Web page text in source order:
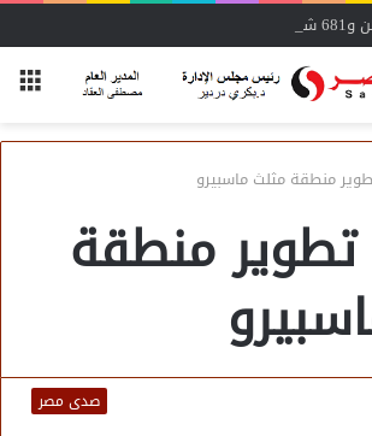
منطقة مثلث ماسبيرو
منطقة
صدى مصر